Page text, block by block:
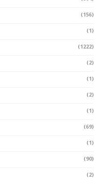
(156)
(1)
(1222)
(2)
(1)
(2)
(1)
(69)
(1)
(90)
(2)